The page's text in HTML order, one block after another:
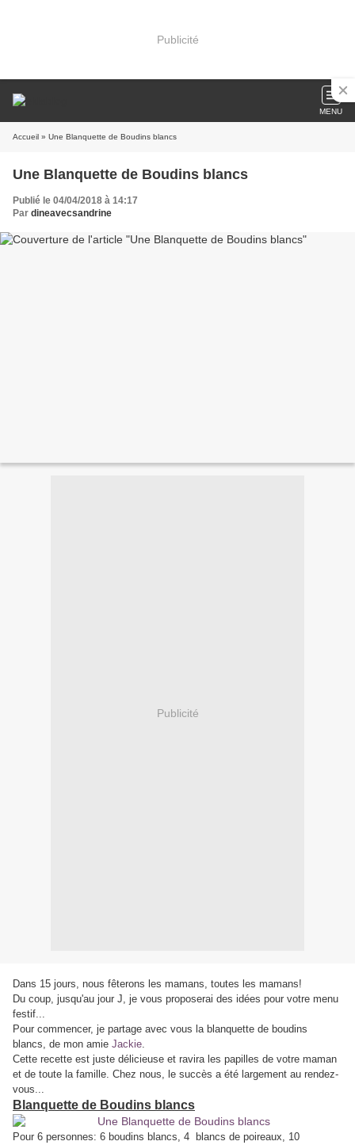
Publicité
MENU
Accueil » Une Blanquette de Boudins blancs
Une Blanquette de Boudins blancs
Publié le 04/04/2018 à 14:17
Par dineavecsandrine
Publicité
Dans 15 jours, nous fêterons les mamans, toutes les mamans!
Du coup, jusqu'au jour J, je vous proposerai des idées pour votre menu
festif...
Pour commencer, je partage avec vous la blanquette de boudins
blancs, de mon amie Jackie.
Cette recette est juste délicieuse et ravira les papilles de votre maman
et de toute la famille. Chez nous, le succès a été largement au rendez-
vous...
Blanquette de Boudins blancs
Pour 6 personnes: 6 boudins blancs, 4 blancs de poireaux, 10